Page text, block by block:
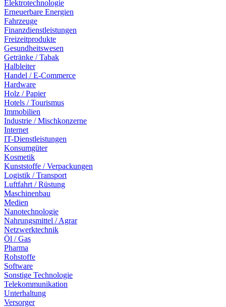
Elektrotechnologie
Erneuerbare Energien
Fahrzeuge
Finanzdienstleistungen
Freizeitprodukte
Gesundheitswesen
Getränke / Tabak
Halbleiter
Handel / E-Commerce
Hardware
Holz / Papier
Hotels / Tourismus
Immobilien
Industrie / Mischkonzerne
Internet
IT-Dienstleistungen
Konsumgüter
Kosmetik
Kunststoffe / Verpackungen
Logistik / Transport
Luftfahrt / Rüstung
Maschinenbau
Medien
Nanotechnologie
Nahrungsmittel / Agrar
Netzwerktechnik
Öl / Gas
Pharma
Rohstoffe
Software
Sonstige Technologie
Telekommunikation
Unterhaltung
Versorger